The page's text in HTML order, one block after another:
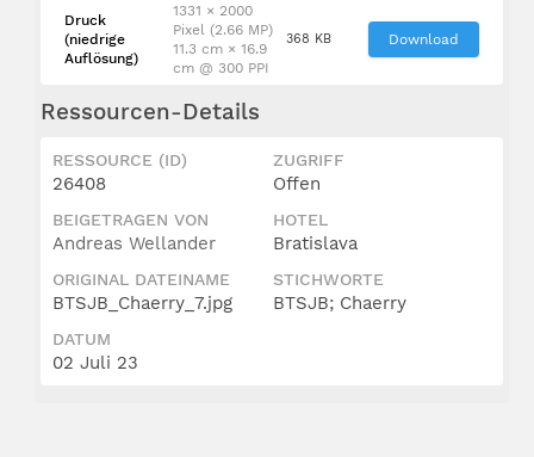
Druck
(niedrige
Auflösung)
1331 × 2000
Pixel (2.66 MP)
11.3 cm × 16.9
cm @ 300 PPI
368 KB Download
Ressourcen-Details
RESSOURCE (ID)
26408
ZUGRIFF
Offen
BEIGETRAGEN VON
Andreas Wellander
HOTEL
Bratislava
ORIGINAL DATEINAME
BTSJB_Chaerry_7.jpg
STICHWORTE
BTSJB; Chaerry
DATUM
02 Juli 23